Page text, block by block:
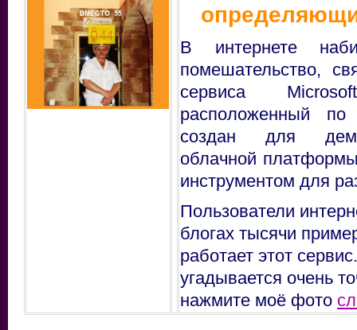
В интернете
помешательство,
сервиса
расположенный
создан для
облачной
инструментом для
Пользователи
блогах тысячи
работает этот
угадывается очень
нажмите моё фото